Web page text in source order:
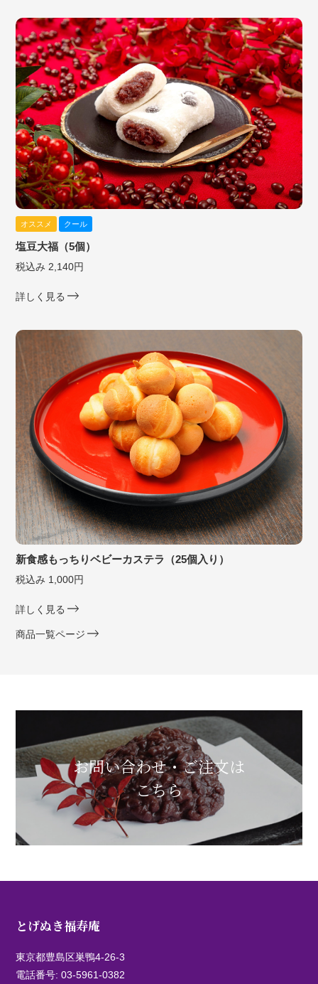
オススメ クール
塩豆大福（5個）
税込み 2,140円
詳しく見る
新食感もっちりベビーカステラ（25個入り）
税込み 1,000円
詳しく見る
商品一覧ページ
お問い合わせ・ご注文は
こちら
とげぬき福寿庵
東京都豊島区巣鴨4-26-3
電話番号:03-5961-0382